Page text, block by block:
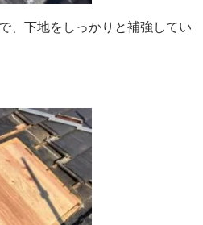
、 下地をしっかりと補強してい